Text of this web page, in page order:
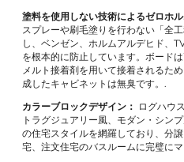
塗料を使用しない技術によるゼロホ
スプレーや刷毛塗りを行わない「全
し、ベンゼン、ホルムアルデヒド、
を根本的に防止しています。ボード
メルト接着剤を用いて接着されるた
成したキャビネットは無臭です。.
カラーブロックデザイン： ログハウ
トラグジュアリー風、モダン・シン
の住宅スタイルを網羅しており、分
宅、注文住宅のバスルームに完璧に